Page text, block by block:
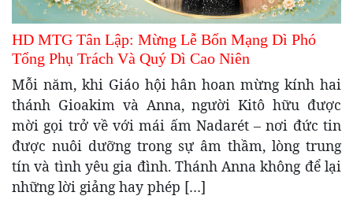
HD MTG Tân Lập: Mừng Lễ Bổn Mạng Dì Phó
Tổng Phụ Trách Và Quý Dì Cao Niên
Mỗi năm, khi Giáo hội hân hoan mừng kính hai
thánh Gioakim và Anna, người Kitô hữu được
mời gọi trở về với mái ấm Nadarét – nơi đức tin
được nuôi dưỡng trong sự âm thầm, lòng trung
tín và tình yêu gia đình. Thánh Anna không để lại
những lời giảng hay phép […]